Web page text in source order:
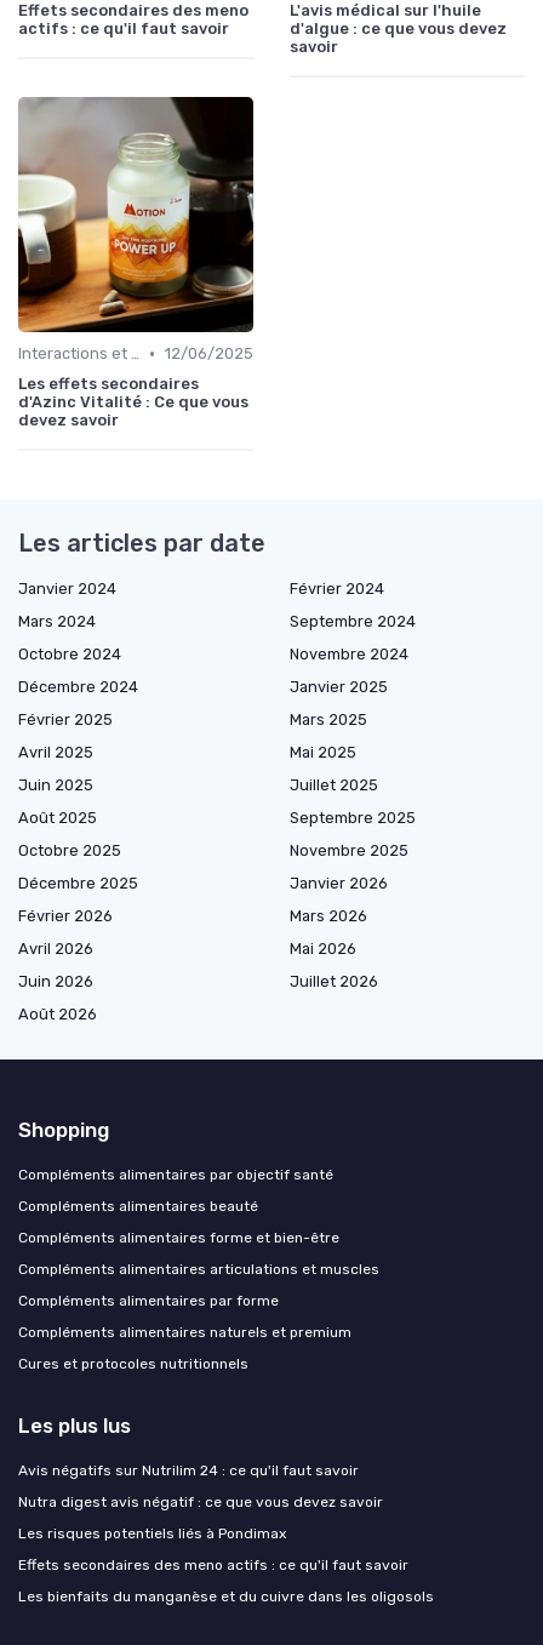
Effets secondaires des meno
actifs : ce qu'il faut savoir
L'avis médical sur l'huile
d'algue : ce que vous devez
savoir
Interactions et contre-indications • 12/06/2025
Les effets secondaires
d'Azinc Vitalité : Ce que vous
devez savoir
Les articles par date
Janvier 2024
Février 2024
Mars 2024
Septembre 2024
Octobre 2024
Novembre 2024
Décembre 2024
Janvier 2025
Février 2025
Mars 2025
Avril 2025
Mai 2025
Juin 2025
Juillet 2025
Août 2025
Septembre 2025
Octobre 2025
Novembre 2025
Décembre 2025
Janvier 2026
Février 2026
Mars 2026
Avril 2026
Mai 2026
Juin 2026
Juillet 2026
Août 2026
Shopping
Compléments alimentaires par objectif santé
Compléments alimentaires beauté
Compléments alimentaires forme et bien-être
Compléments alimentaires articulations et muscles
Compléments alimentaires par forme
Compléments alimentaires naturels et premium
Cures et protocoles nutritionnels
Les plus lus
Avis négatifs sur Nutrilim 24 : ce qu'il faut savoir
Nutra digest avis négatif : ce que vous devez savoir
Les risques potentiels liés à Pondimax
Effets secondaires des meno actifs : ce qu'il faut savoir
Les bienfaits du manganèse et du cuivre dans les oligosols